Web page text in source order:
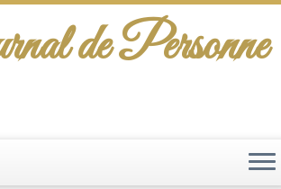
de Personne